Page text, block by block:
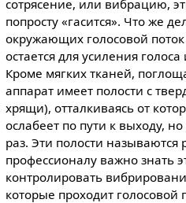
сотрясение, или вибрацию,
попросту «гасится». Что же
окружающих голосовой
остается для усиления
Кроме мягких тканей,
аппарат имеет полости с
хрящи), отталкиваясь от
ослабеет по пути к выходу,
раз. Эти полости
профессионалу важно знать
контролировать
которые проходит голосовой